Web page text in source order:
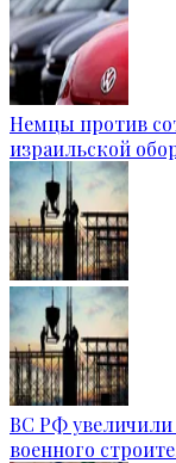
Немцы против
израильской
ВС РФ увеличили
военного